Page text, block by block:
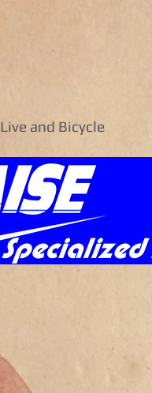
Live and Bicycle